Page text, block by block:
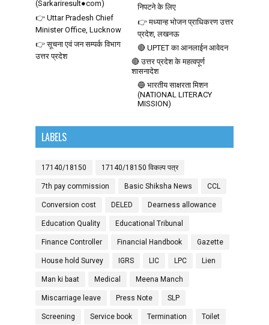
(Sarkariresult●com)
निपटने के लिए
👉 Uttar Pradesh Chief
Minister Office, Lucknow
👉 मध्यान्ह भोजन प्राधिकरण उत्तर
प्रदेश, लखनऊ
👉 सूचना एवं जन सम्पर्क विभाग
उत्तर प्रदेश
🔴 UPTET का आनलाईन आवेदन
🔴 उत्तर प्रदेश के महत्वपूर्ण
शासनादेश
🔵 भारतीय साक्षरता मिशन
(NATIONAL LITERACY
MISSION)
LABELS
17140/18150 17140/18150 विकल्प पत्र
7th pay commission Basic Shiksha News CCL
Conversion cost DELED Dearness allowance
Education Quality Educational Tribunal
Finance Controller Financial Handbook Gazette
House hold Survey IGRS LIC LPC Lien
Man ki baat Medical Meena Manch
Miscarriage leave Press Note SLP
Screening Service book Termination Toilet